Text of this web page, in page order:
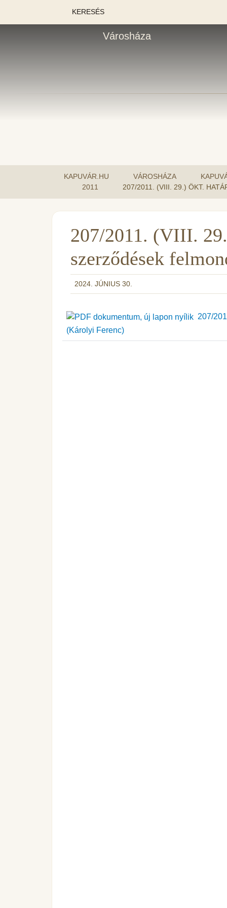
KERESÉS
Városháza
KAPUVÁR.HU VÁROSHÁZA
2011
207/2011. (VIII. 29.) ÖKT.
207/2011. (VIII.
szerződések
2024. JÚNIUS 30.
207/
(Károlyi Ferenc)